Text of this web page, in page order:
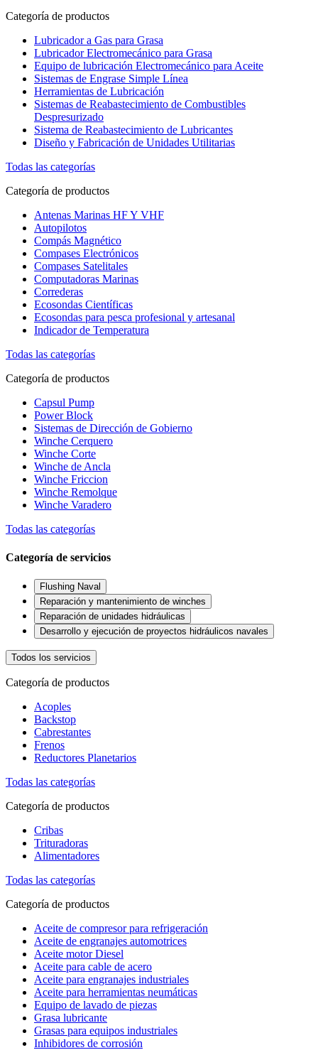
Categoría de productos
Lubricador a Gas para Grasa
Lubricador Electromecánico para Grasa
Equipo de lubricación Electromecánico para Aceite
Sistemas de Engrase Simple Línea
Herramientas de Lubricación
Sistemas de Reabastecimiento de Combustibles
Despresurizado
Sistema de Reabastecimiento de Lubricantes
Diseño y Fabricación de Unidades Utilitarias
Todas las categorías
Categoría de productos
Antenas Marinas HF Y VHF
Autopilotos
Compás Magnético
Compases Electrónicos
Compases Satelitales
Computadoras Marinas
Correderas
Ecosondas Científicas
Ecosondas para pesca profesional y artesanal
Indicador de Temperatura
Todas las categorías
Categoría de productos
Capsul Pump
Power Block
Sistemas de Dirección de Gobierno
Winche Cerquero
Winche Corte
Winche de Ancla
Winche Friccion
Winche Remolque
Winche Varadero
Todas las categorías
Categoría de servicios
Flushing Naval
Reparación y mantenimiento de winches
Reparación de unidades hidráulicas
Desarrollo y ejecución de proyectos hidráulicos navales
Todos los servicios
Categoría de productos
Acoples
Backstop
Cabrestantes
Frenos
Reductores Planetarios
Todas las categorías
Categoría de productos
Cribas
Trituradoras
Alimentadores
Todas las categorías
Categoría de productos
Aceite de compresor para refrigeración
Aceite de engranajes automotrices
Aceite motor Diesel
Aceite para cable de acero
Aceite para engranajes industriales
Aceite para herramientas neumáticas
Equipo de lavado de piezas
Grasa lubricante
Grasas para equipos industriales
Inhibidores de corrosión